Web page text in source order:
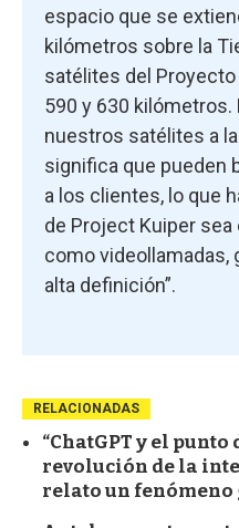
espacio que se
kilómetros sobre la
satélites del
590 y 630 kilómetros.
nuestros satélites a
significa que pueden
a los clientes, lo que
de Project Kuiper
como videollamadas,
alta definición”.
RELACIONADAS
“ChatGPT y el
revolución de la
relato un fenómeno